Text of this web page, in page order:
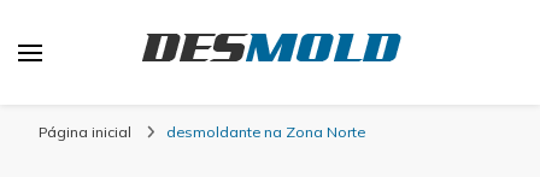
Página inicial desmoldante na Zona Norte